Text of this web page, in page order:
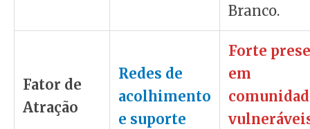
Branco.
Fator de
Atração
Redes de
acolhimento
e suporte
Forte
em